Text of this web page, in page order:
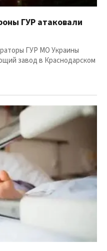
ГУР атаковали
ГУР МО Украины
завод в Краснодарском